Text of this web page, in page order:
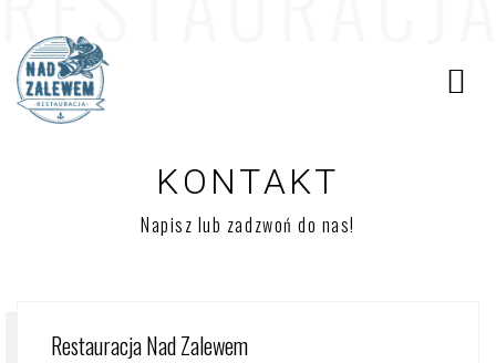
KONTAKT
Napisz lub zadzwoń do nas!
Restauracja Nad Zalewem